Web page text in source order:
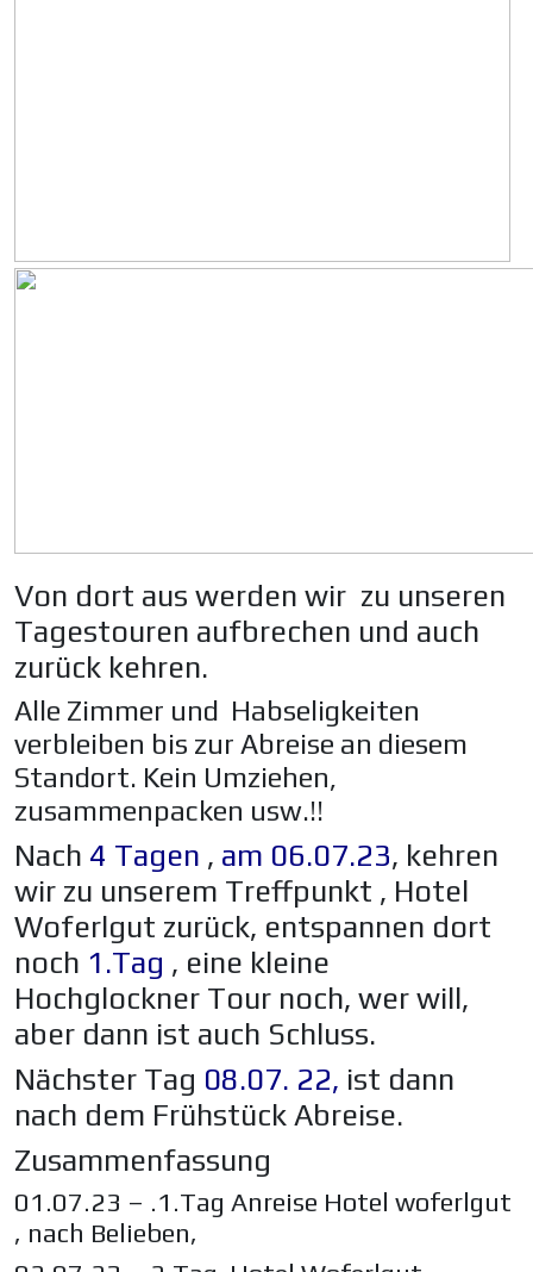
Von dort aus werden wir zu unseren
Tagestouren aufbrechen und auch
zurück kehren.
Alle Zimmer und Habseligkeiten
verbleiben bis zur Abreise an diesem
Standort. Kein Umziehen,
zusammenpacken usw.!!
Nach 4 Tagen , am 06.07.23, kehren
wir zu unserem Treffpunkt , Hotel
Woferlgut zurück, entspannen dort
noch 1.Tag , eine kleine
Hochglockner Tour noch, wer will,
aber dann ist auch Schluss.
Nächster Tag 08.07. 22, ist dann
nach dem Frühstück Abreise.
Zusammenfassung
01.07.23 – .1.Tag Anreise Hotel woferlgut
, nach Belieben,